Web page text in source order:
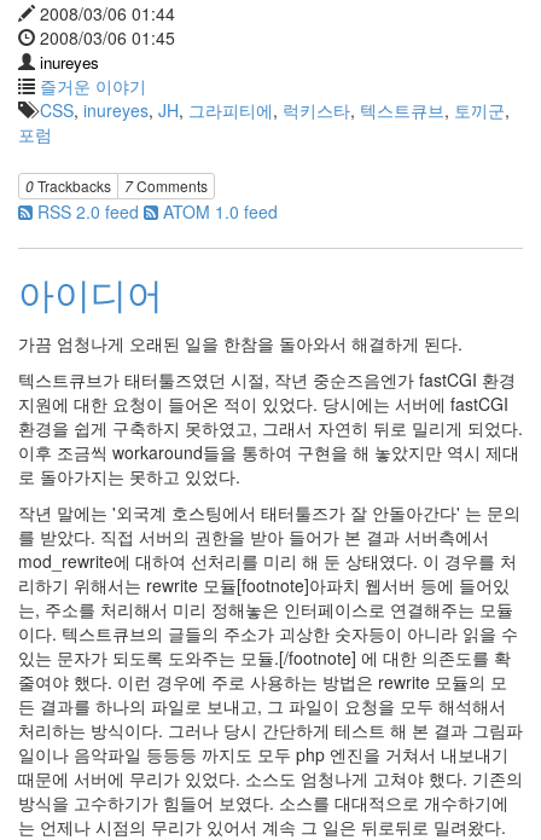
2008/03/06 01:44
2008/03/06 01:45
inureyes
즐거운 이야기
CSS, inureyes, JH, 그라피티에, 럭키스타, 텍스트큐브, 토끼군,
포럼
0Trackbacks 7Comments
RSS 2.0 feed ATOM 1.0 feed
아이디어
가끔 엄청나게 오래된 일을 한참을 돌아와서 해결하게 된다.
텍스트큐브가 태터툴즈였던 시절, 작년 중순즈음엔가 fastCGI 환경
지원에 대한 요청이 들어온 적이 있었다. 당시에는 서버에 fastCGI
환경을 쉽게 구축하지 못하였고, 그래서 자연히 뒤로 밀리게 되었다.
이후 조금씩 workaround들을 통하여 구현을 해 놓았지만 역시 제대
로 돌아가지는 못하고 있었다.
작년 말에는 '외국계 호스팅에서 태터툴즈가 잘 안돌아간다' 는 문의
를 받았다. 직접 서버의 권한을 받아 들어가 본 결과 서버측에서
mod_rewrite에 대하여 선처리를 미리 해 둔 상태였다. 이 경우를 처
리하기 위해서는 rewrite 모듈[footnote]아파치 웹서버 등에 들어있
는, 주소를 처리해서 미리 정해놓은 인터페이스로 연결해주는 모듈
이다. 텍스트큐브의 글들의 주소가 괴상한 숫자등이 아니라 읽을 수
있는 문자가 되도록 도와주는 모듈.[/footnote] 에 대한 의존도를 확
줄여야 했다. 이런 경우에 주로 사용하는 방법은 rewrite 모듈의 모
든 결과를 하나의 파일로 보내고, 그 파일이 요청을 모두 해석해서
처리하는 방식이다. 그러나 당시 간단하게 테스트 해 본 결과 그림파
일이나 음악파일 등등등 까지도 모두 php 엔진을 거쳐서 내보내기
때문에 서버에 무리가 있었다. 소스도 엄청나게 고쳐야 했다. 기존의
방식을 고수하기가 힘들어 보였다. 소스를 대대적으로 개수하기에
는 언제나 시점의 무리가 있어서 계속 그 일은 뒤로뒤로 밀려왔다.